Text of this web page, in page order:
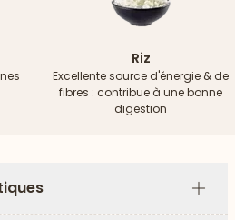
Riz
Excellente source d'énergie & de
fibres : contribue à une bonne
digestion
Plus